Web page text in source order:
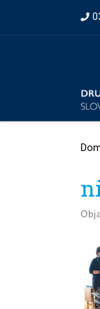
Prikaži vso